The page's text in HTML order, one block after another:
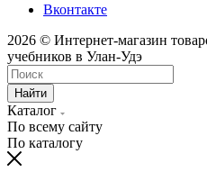
Вконтакте
2026 © Интернет-магазин
учебников в Улан-Удэ
Найти
Каталог
По всему сайту
По каталогу